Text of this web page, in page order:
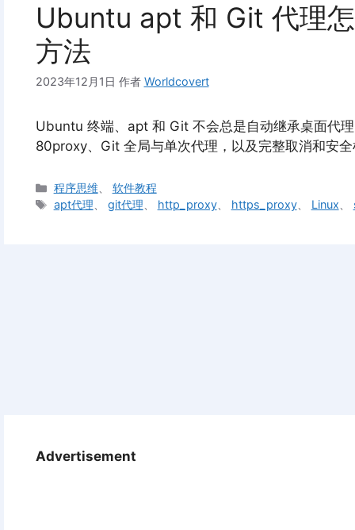
Ubuntu apt 和 Git 代理
方法
2023年12月1日 作者 Worldcovert
Ubuntu 终端、apt 和 Git 不会总是自动继承桌面代
80proxy、Git 全局与单次代理，以及完整取消和安
分
类
程序思维、 软件教程
标
apt代理 git代理 http_proxy、 https_proxy、 Linux
Advertisement